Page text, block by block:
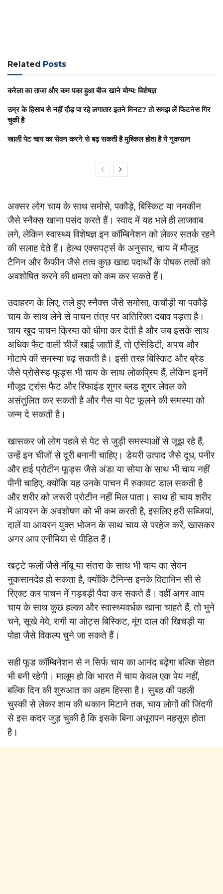
Related Posts
करेला का ताजा और कम पका हुआ बीज खाने योग्य: विशेषज्ञ
उम्र के हिसाब से नहीं दौड़ पा रहे लगातार इतने मिनट? तो समझ लें फिटनेस गिर
चुकी है
खाली पेट चाय का सेवन करने से बढ़ सकती है मुश्किल होता है ये नुकसान
अक्सर लोग चाय के साथ समोसे, पकौड़े, बिस्किट या नमकीन
जैसे स्नैक्स खाना पसंद करते हैं। स्वाद में यह भले ही लाजवाब
लगे, लेकिन स्वास्थ्य विशेषज्ञ इन कॉम्बिनेशन को लेकर सतर्क रहने
की सलाह देते हैं। हेल्थ एक्सपर्ट्स के अनुसार, चाय में मौजूद
टैनिन और कैफीन जैसे तत्व कुछ खाद्य पदार्थों के पोषक तत्वों को
अवशोषित करने की क्षमता को कम कर सकते हैं।
उदाहरण के लिए, तले हुए स्नैक्स जैसे समोसा, कचौड़ी या पकौड़े
चाय के साथ लेने से पाचन तंत्र पर अतिरिक्त दबाव पड़ता है।
चाय खुद पाचन क्रिया को धीमा कर देती है और जब इसके साथ
अधिक फैट वाली चीजें खाई जाती हैं, तो एसिडिटी, अपच और
मोटापे की समस्या बढ़ सकती है। इसी तरह बिस्किट और ब्रेड
जैसे प्रोसेस्ड फूड्स भी चाय के साथ लोकप्रिय हैं, लेकिन इनमें
मौजूद ट्रांस फैट और रिफाइंड शुगर ब्लड शुगर लेवल को
असंतुलित कर सकती है और गैस या पेट फूलने की समस्या को
जन्म दे सकती है।
खासकर जो लोग पहले से पेट से जुड़ी समस्याओं से जूझ रहे हैं,
उन्हें इन चीजों से दूरी बनानी चाहिए। डेयरी उत्पाद जैसे दूध, पनीर
और हाई प्रोटीन फूड्स जैसे अंडा या सोया के साथ भी चाय नहीं
पीनी चाहिए, क्योंकि यह उनके पाचन में रुकावट डाल सकती है
और शरीर को जरूरी प्रोटीन नहीं मिल पाता। साथ ही चाय शरीर
में आयरन के अवशोषण को भी कम करती है, इसलिए हरी सब्जियां,
दालें या आयरन युक्त भोजन के साथ चाय से परहेज करें, खासकर
अगर आप एनीमिया से पीड़ित हैं।
खट्टे फलों जैसे नींबू या संतरा के साथ भी चाय का सेवन
नुकसानदेह हो सकता है, क्योंकि टैनिन्स इनके विटामिन सी से
रिएक्ट कर पाचन में गड़बड़ी पैदा कर सकते हैं। वहीं अगर आप
चाय के साथ कुछ हल्का और स्वास्थ्यवर्धक खाना चाहते हैं, तो भुने
चने, सूखे मेवे, रागी या ओट्स बिस्किट, मूंग दाल की खिचड़ी या
पोहा जैसे विकल्प चुने जा सकते हैं।
सही फूड कॉम्बिनेशन से न सिर्फ चाय का आनंद बढ़ेगा बल्कि सेहत
भी बनी रहेगी। मालूम हो कि भारत में चाय केवल एक पेय नहीं,
बल्कि दिन की शुरुआत का अहम हिस्सा है। सुबह की पहली
चुस्की से लेकर शाम की थकान मिटाने तक, चाय लोगों की जिंदगी
से इस कदर जुड़ चुकी है कि इसके बिना अधूरापन महसूस होता
है।